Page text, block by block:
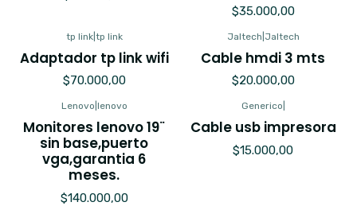
$35.000,00
tp link| tp link
Adaptador tp link wifi
$70.000,00
Jaltech Jaltech
Cable hmdi 3 mts
$20.000,00
Lenovo lenovo
Monitores lenovo 19¨
sin base,puerto
vga,garantia 6
meses.
$140.000,00
Generico
Cable usb impresora
$15.000,00